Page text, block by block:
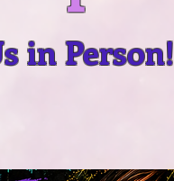
in Person!